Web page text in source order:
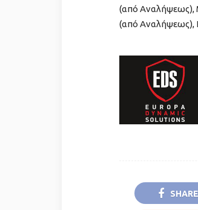
(από Αναλήψεως),
(από Αναλήψεως),